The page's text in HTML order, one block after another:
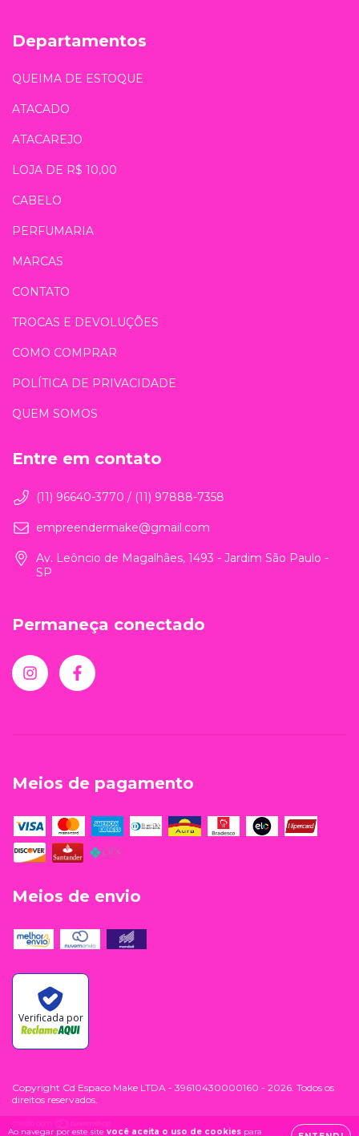
Ao navegar por este site você aceita o uso de cookies para
Departamentos
QUEIMA DE ESTOQUE
ATACADO
ATACAREJO
LOJA DE R$ 10,00
CABELO
PERFUMARIA
MARCAS
CONTATO
TROCAS E DEVOLUÇÕES
COMO COMPRAR
POLÍTICA DE PRIVACIDADE
QUEM SOMOS
Entre em contato
(11) 96640-3770 / (11) 97888-7358
empreendermake@gmail.com
Av. Leôncio de Magalhães, 1493 - Jardim São Paulo -
SP
Permaneça conectado
Meios de pagamento
Meios de envio
Verificada por
Copyright Cd Espaco Make LTDA - 39610430000160 - 2026. Todos os
direitos reservados.